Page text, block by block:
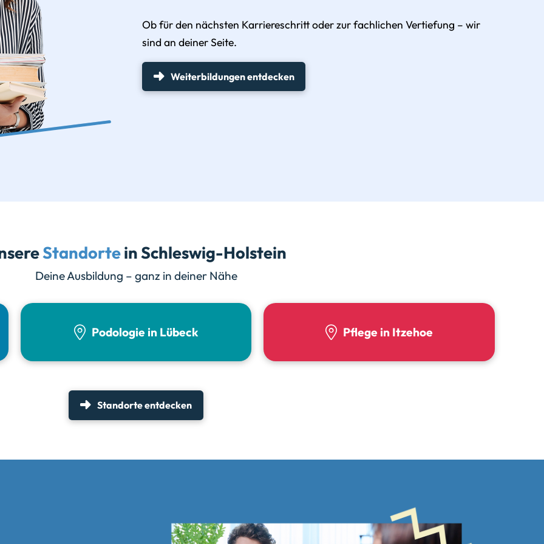
Ob für den nächsten Karriereschritt oder zur fachlichen Vertiefung – wir
sind an deiner Seite.
Weiterbildungen entdecken
Standortein Schleswig-Holstein
Deine Ausbildung – ganz in deiner Nähe
Podologie in Lübeck Pflege in Itzehoe
Standorte entdecken